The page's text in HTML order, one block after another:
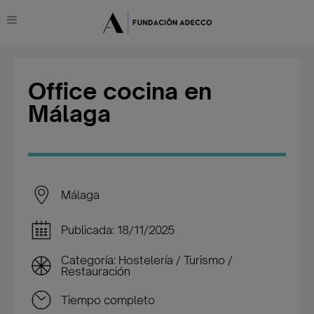
Office cocina en
Málaga
Málaga
Publicada: 18/11/2025
Categoría: Hostelería / Turismo /
Restauración
Tiempo completo